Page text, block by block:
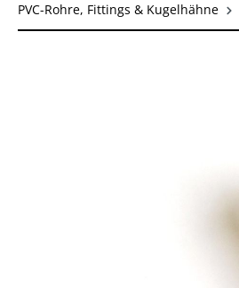
PVC-Rohre, Fittings & Kugelhähne